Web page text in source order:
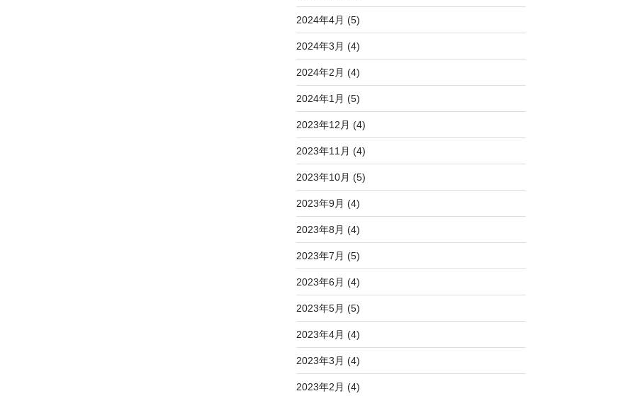
2024年4月 (5)
2024年3月 (4)
2024年2月 (4)
2024年1月 (5)
2023年12月 (4)
2023年11月 (4)
2023年10月 (5)
2023年9月 (4)
2023年8月 (4)
2023年7月 (5)
2023年6月 (4)
2023年5月 (5)
2023年4月 (4)
2023年3月 (4)
2023年2月 (4)